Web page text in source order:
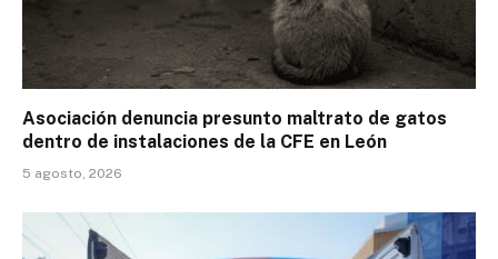
Asociación denuncia presunto maltrato de gatos
dentro de instalaciones de la CFE en León
5 agosto, 2026